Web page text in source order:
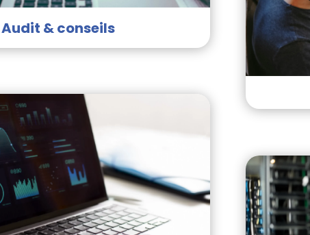
Audit & conseils